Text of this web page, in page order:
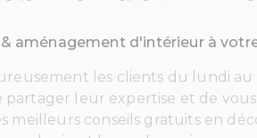
aménagement d'intérieur à
les clients du lundi au
partager leur expertise et de
conseils gratuits en